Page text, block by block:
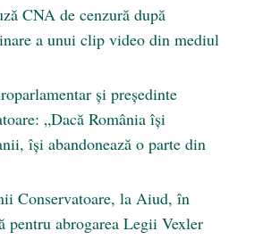
CNA de cenzură după
a unui clip video din mediul
și președinte
„Dacă România își
își abandonează o parte din
Conservatoare, la Aiud, în
pentru abrogarea Legii Vexler